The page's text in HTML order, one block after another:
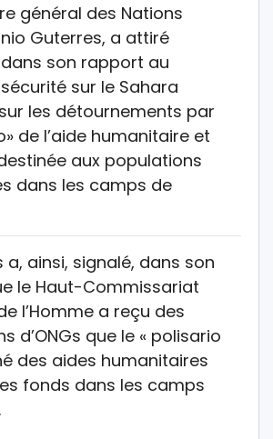
général des Nations
Guterres, a attiré
dans son rapport au
sur le Sahara
les détournements par
de l’aide humanitaire et
aux populations
dans les camps de
a, ainsi, signalé, dans son
le Haut-Commissariat
l’Homme a reçu des
d’ONGs que le « polisario
des aides humanitaires
fonds dans les camps